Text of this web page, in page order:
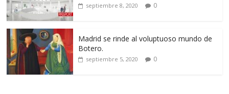
septiembre 8, 2020 0
Madrid se rinde al voluptuoso mundo de
Botero.
septiembre 5, 2020 0